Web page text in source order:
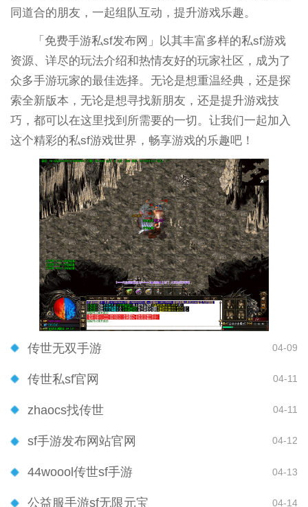
同道合的朋友，一起组队互动，提升游戏乐趣。
「免费手游私sf发布网」以其丰富多样的私sf游戏
资源、详尽的玩法介绍和热情友好的玩家社区，成为了
众多手游玩家的最佳选择。无论是想重温经典，还是探
索全新版本，无论是想寻找新朋友，还是提升游戏技
巧，都可以在这里找到所需要的一切。让我们一起加入
这个精彩的私sf游戏世界，畅享游戏的乐趣吧！
传世无双手游 04-09
传世私sf官网 04-11
zhaocs找传世 04-11
sf手游发布网站官网 04-12
44woool传世sf手游 04-13
公益服手游sf无限元宝 04-14